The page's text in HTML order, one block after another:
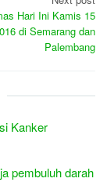
Hari Ini Kamis 15
di Semarang dan
Palembang
Kanker
pembuluh darah